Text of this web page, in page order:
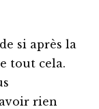
si après la
tout cela.
rien